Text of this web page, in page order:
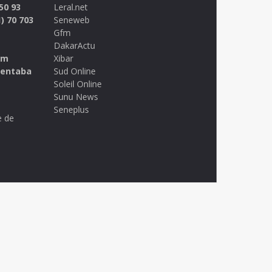
93
70 703
de
Leral.net
Seneweb
Gfm
DakarActu
Xibar
Sud Online
Soleil Online
Sunu News
Seneplus